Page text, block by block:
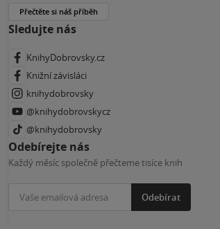
Přečtěte si náš příběh
Sledujte nás
KnihyDobrovsky.cz
Knižní závisláci
knihydobrovsky
@knihydobrovskycz
@knihydobrovsky
Odebírejte nás
Každý měsíc společně přečteme tisíce knih
Odebírat